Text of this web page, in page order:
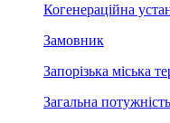
Когенерацiйна
Замовник
Запорізька міська
Загальна